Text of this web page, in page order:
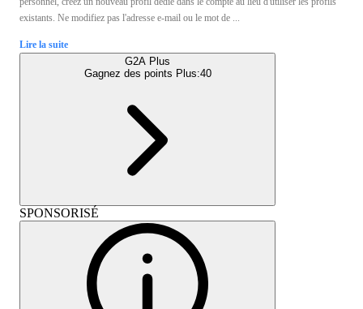
existants. Ne modifiez pas l'adresse e-mail ou le mot de ...
Lire la suite
G2A Plus
Gagnez des points Plus:40
SPONSORISÉ